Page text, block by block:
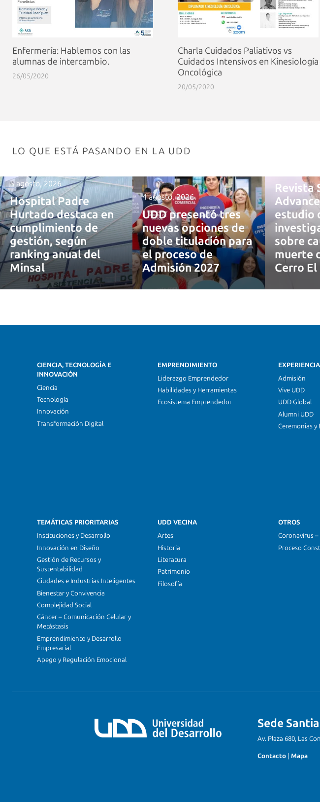
Enfermería: Hablemos con las
alumnas de intercambio.
26/05/2020
Charla Cuidados Paliativos vs
Cuidados Intensivos en Kinesiología
Oncológica
20/05/2020
LO QUE ESTÁ PASANDO EN LA UDD
5 agosto, 2026
Hospital Padre
Hurtado destaca en
cumplimiento de
gestión, según
ranking anual del
Minsal
4 agosto, 2026
UDD presentó tres
nuevas opciones de
doble titulación para
el proceso de
Admisión 2027
Revista
estudio
sobre
muerte
Cerro
CIENCIA, TECNOLOGÍA E
INNOVACIÓN
Ciencia
Tecnología
Innovación
Transformación Digital
EMPRENDIMIENTO
Liderazgo Emprendedor
Habilidades y Herramientas
Ecosistema Emprendedor
Admisión
Vive UDD
UDD Global
Alumni UDD
Ceremonias y
TEMÁTICAS PRIORITARIAS
Instituciones y Desarrollo
Innovación en Diseño
Gestión de Recursos y
Sustentabilidad
Ciudades e Industrias Inteligentes
Bienestar y Convivencia
Complejidad Social
Cáncer – Comunicación Celular y
Metástasis
Emprendimiento y Desarrollo
Empresarial
Apego y Regulación Emocional
UDD VECINA
Artes
Historia
Literatura
Patrimonio
Filosofía
OTROS
Coronavirus –
Proceso
Sede
Av. Plaza 680, Las
Contacto Mapa